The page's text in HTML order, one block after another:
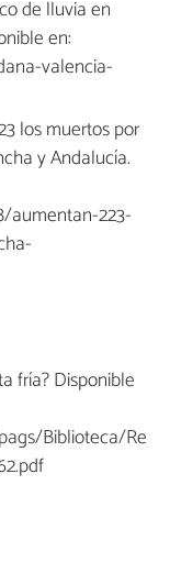
de lluvia en
en:
valencia-
los muertos por
y Andalucía.
aumentan-223-
fría? Disponible
Biblioteca/Re